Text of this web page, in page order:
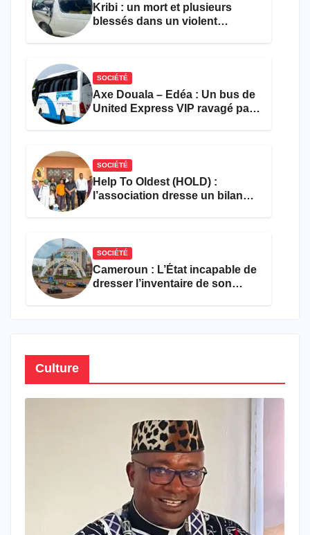
Kribi : un mort et plusieurs
blessés dans un violent
SOCIÉTÉ
Axe Douala – Edéa : Un bus de
United Express VIP ravagé par
SOCIÉTÉ
Help To Oldest (HOLD) :
l’association dresse un bilan
SOCIÉTÉ
Cameroun : L’État incapable de
dresser l’inventaire de son
Culture